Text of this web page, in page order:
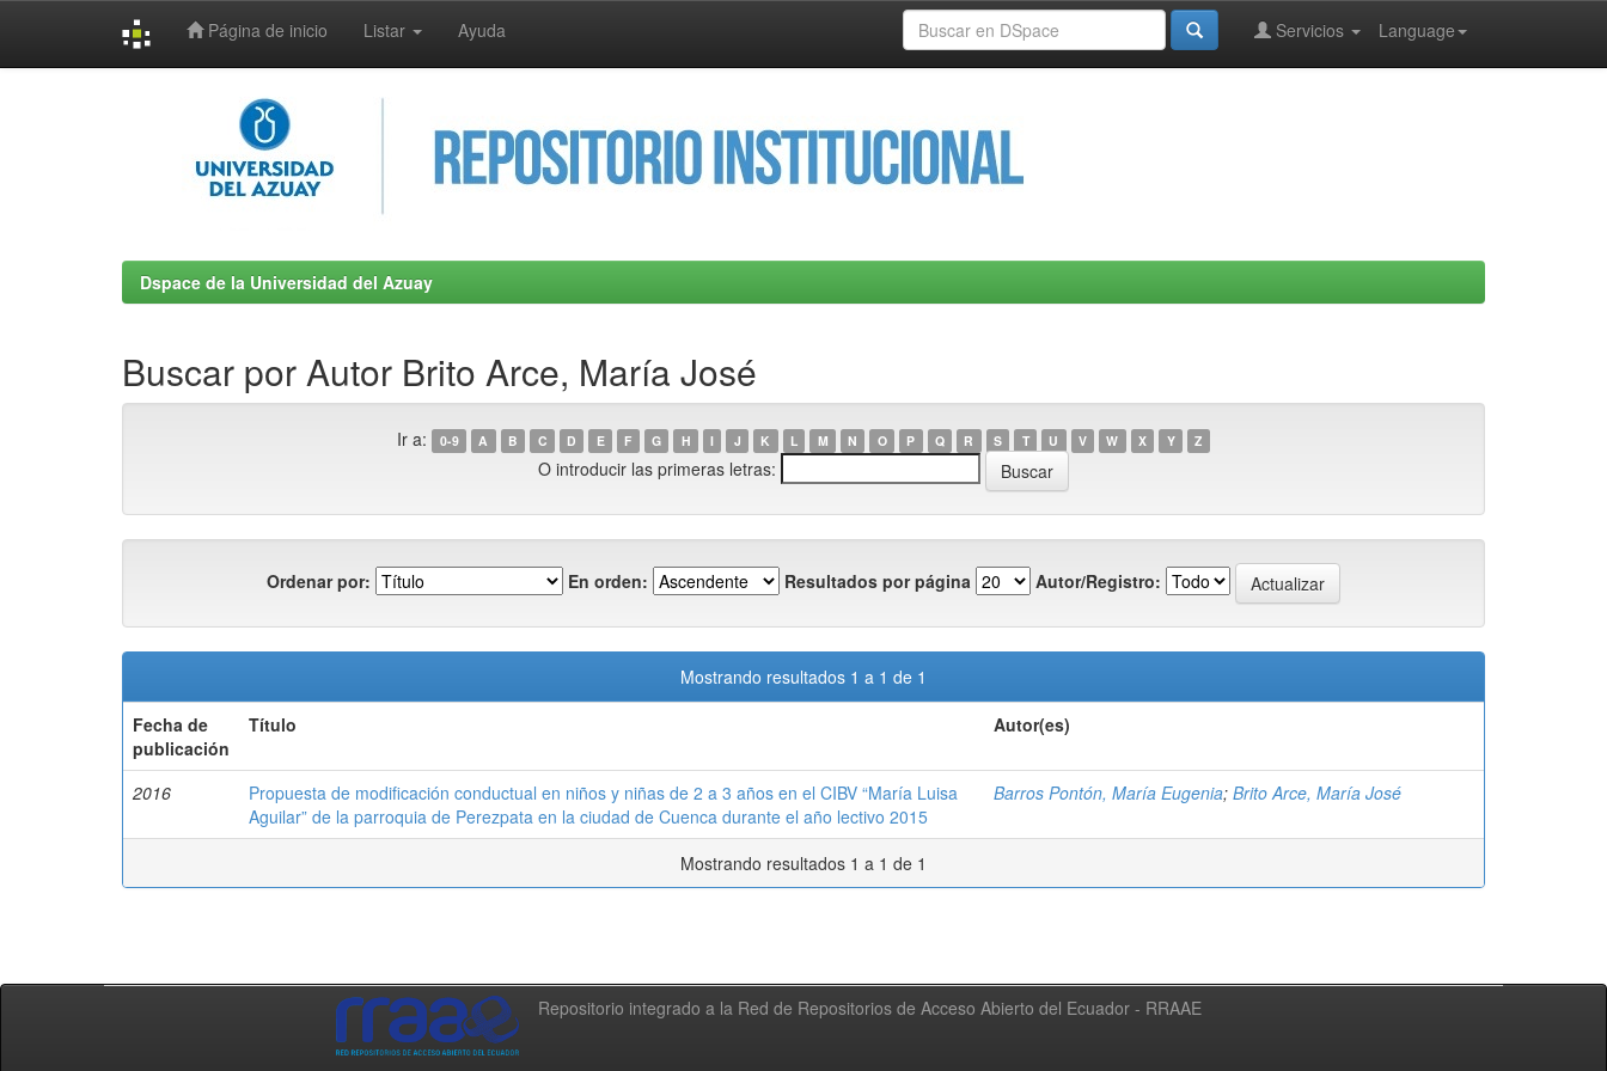
Página de inicio Listar Ayuda Language
Servicios
Dspace de la Universidad del Azuay
Buscar por Autor Brito Arce, María José
Ir a: 0-9 A B C D E F G H I J K L M N O P Q R S T U V W X Y Z
O introducir las primeras letras:
Ordenar por: En orden: Resultados por página Autor/Registro:
Mostrando resultados 1 a 1 de 1
Fecha de
publicación
Título Autor(es)
2016
Propuesta de modificación conductual en niños y niñas de 2 a 3 años en el CIBV “María Luisa
Aguilar” de la parroquia de Perezpata en la ciudad de Cuenca durante el año lectivo 2015
Barros Pontón, María Eugenia; Brito Arce, María José
Mostrando resultados 1 a 1 de 1
Repositorio integrado a la Red de Repositorios de Acceso Abierto del Ecuador - RRAAE